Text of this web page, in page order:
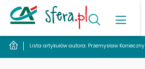
Lista artykułów autora: Przemysław Konieczny